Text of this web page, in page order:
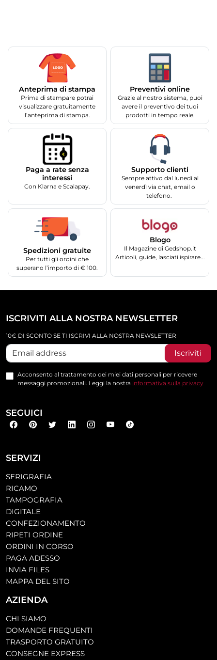
Anteprima di stampa
Prima di stampare potrai
visualizzare gratuitamente
l’anteprima di stampa.
Preventivi online
Grazie al nostro sistema, puoi
avere il preventivo dei tuoi
prodotti in tempo reale.
Paga a rate senza
interessi
Con Klarna e Scalapay.
Supporto clienti
Sempre attivo dal lunedì al
venerdì via chat, email o
telefono.
Spedizioni gratuite
Per tutti gli ordini che
superano l’importo di € 100.
Blogo
Il Magazine di Gedshop.it
Articoli, guide, lasciati ispirare...
SERVIZI
SERIGRAFIA
RICAMO
TAMPOGRAFIA
DIGITALE
CONFEZIONAMENTO
RIPETI ORDINE
ORDINI IN CORSO
PAGA ADESSO
INVIA FILES
MAPPA DEL SITO
AZIENDA
CHI SIAMO
DOMANDE FREQUENTI
TRASPORTO GRATUITO
CONSEGNE EXPRESS
ISCRIVITI ALLA NOSTRA NEWSLETTER
10€ DI SCONTO SE TI ISCRIVI ALLA NOSTRA NEWSLETTER
Iscriviti
Acconsento al trattamento dei miei dati personali per ricevere
messaggi promozionali. Leggi la nostra informativa sulla privacy
SEGUICI